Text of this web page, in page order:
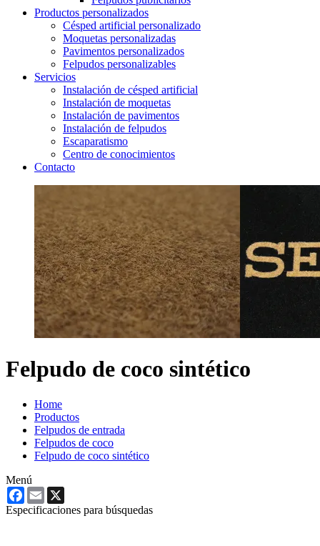
Productos personalizados
Césped artificial personalizado
Moquetas personalizadas
Pavimentos personalizados
Felpudos personalizables
Servicios
Instalación de césped artificial
Instalación de moquetas
Instalación de pavimentos
Instalación de felpudos
Escaparatismo
Centro de conocimientos
Contacto
Felpudo de coco sintético
Home
Productos
Felpudos de entrada
Felpudos de coco
Felpudo de coco sintético
Menú
Facebook
Email
Especificaciones para búsquedas